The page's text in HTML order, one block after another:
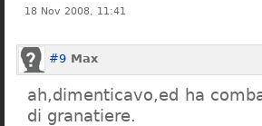
18 Nov 2008, 11:41
#9 Max
ah,dimenticavo,ed ha
di granatiere.